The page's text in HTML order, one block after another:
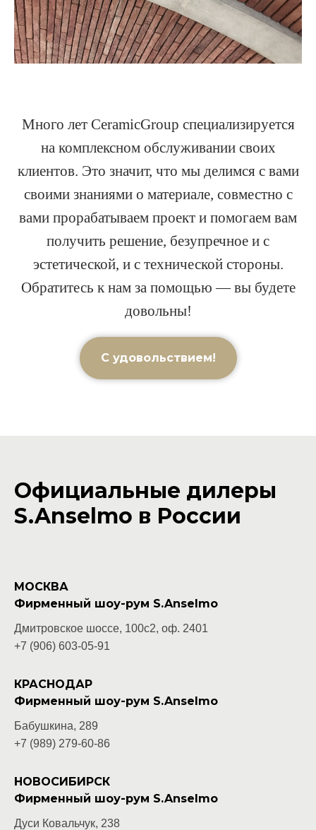
Много лет CeramicGroup специализируется
на комплексном обслуживании своих
клиентов. Это значит, что мы делимся с вами
своими знаниями о материале, совместно с
вами прорабатываем проект и помогаем вам
получить решение, безупречное и с
эстетической, и с технической стороны.
Обратитесь к нам за помощью — вы будете
довольны!
С удовольствием!
Официальные дилеры
S.Anselmo в России
МОСКВА
Фирменный шоу-рум S.Anselmo
Дмитровское шоссе, 100с2, оф. 2401
+7 (906) 603-05-91
КРАСНОДАР
Фирменный шоу-рум S.Anselmo
Бабушкина, 289
+7 (989) 279-60-86
НОВОСИБИРСК
Фирменный шоу-рум S.Anselmo
Дуси Ковальчук, 238